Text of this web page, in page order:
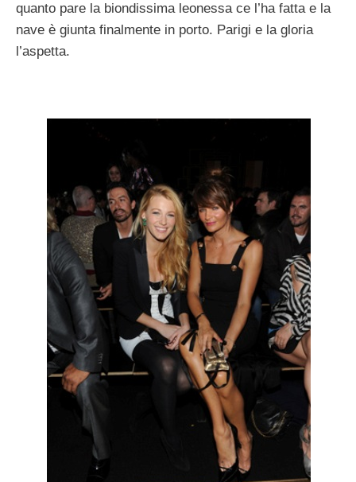
quanto pare la biondissima leonessa ce l’ha fatta e la
nave è giunta finalmente in porto. Parigi e la gloria
l’aspetta.